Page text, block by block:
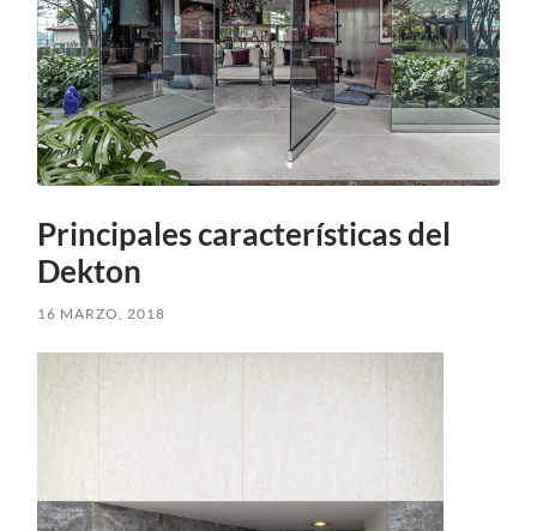
Principales características del
Dekton
16 MARZO, 2018